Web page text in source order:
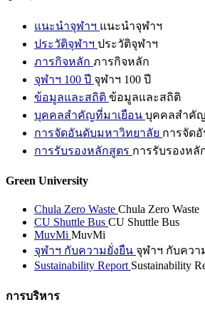
แนะนำจุฬาฯ แนะนำจุฬาฯ
ประวัติจุฬาฯ ประวัติจุฬาฯ
ภารกิจหลัก ภารกิจหลัก
จุฬาฯ 100 ปี จุฬาฯ 100 ปี
ข้อมูลและสถิติ ข้อมูลและสถิติ
บุคคลสำคัญที่มาเยือน บุคคลสำคั
การจัดอันดับมหาวิทยาลัย การจัด
การรับรองหลักสูตร การรับรองหลั
Green University
Chula Zero Waste Chula Zero Waste
CU Shuttle Bus CU Shuttle Bus
MuvMi MuvMi
จุฬาฯ กับความยั่งยืน จุฬาฯ กับควา
Sustainability Report Sustainability
การบริหาร